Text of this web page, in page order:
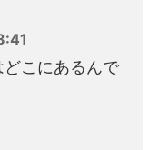
こにあるんで